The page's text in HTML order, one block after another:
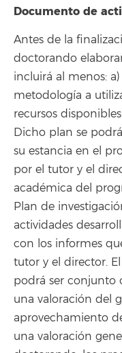
Documento de
Antes de la
doctorando
incluirá al menos:
metodología a
recursos
Dicho plan se
su estancia en el
por el tutor y el
académica del
Plan de
actividades
con los informes
tutor y el director.
podrá ser conjunto
una valoración del
aprovechamiento
una valoración